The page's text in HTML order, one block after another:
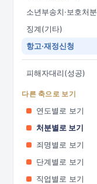
소년부송치·보호처분
징계(기타)
항고·재정신청
피해자대리(성공)
다른 축으로 보기
연도별로 보기
처분별로 보기
죄명별로 보기
단계별로 보기
직업별로 보기